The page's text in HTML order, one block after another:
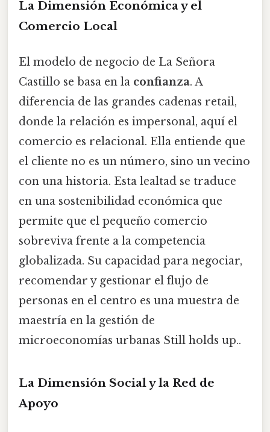
La Dimensión Económica y el
Comercio Local
El modelo de negocio de La Señora
Castillo se basa en la confianza. A
diferencia de las grandes cadenas retail,
donde la relación es impersonal, aquí el
comercio es relacional. Ella entiende que
el cliente no es un número, sino un vecino
con una historia. Esta lealtad se traduce
en una sostenibilidad económica que
permite que el pequeño comercio
sobreviva frente a la competencia
globalizada. Su capacidad para negociar,
recomendar y gestionar el flujo de
personas en el centro es una muestra de
maestría en la gestión de
microeconomías urbanas Still holds up..
La Dimensión Social y la Red de
Apoyo